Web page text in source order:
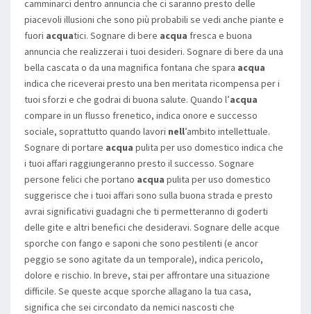
camminarci dentro annuncia che ci saranno presto delle
piacevoli illusioni che sono più probabili se vedi anche piante e
fuori acquatici. Sognare di bere acqua fresca e buona
annuncia che realizzerai i tuoi desideri. Sognare di bere da una
bella cascata o da una magnifica fontana che spara acqua
indica che riceverai presto una ben meritata ricompensa per i
tuoi sforzi e che godrai di buona salute. Quando l’acqua
compare in un flusso frenetico, indica onore e successo
sociale, soprattutto quando lavori nell’ambito intellettuale.
Sognare di portare acqua pulita per uso domestico indica che
i tuoi affari raggiungeranno presto il successo. Sognare
persone felici che portano acqua pulita per uso domestico
suggerisce che i tuoi affari sono sulla buona strada e presto
avrai significativi guadagni che ti permetteranno di goderti
delle gite e altri benefici che desideravi. Sognare delle acque
sporche con fango e saponi che sono pestilenti (e ancor
peggio se sono agitate da un temporale), indica pericolo,
dolore e rischio. In breve, stai per affrontare una situazione
difficile. Se queste acque sporche allagano la tua casa,
significa che sei circondato da nemici nascosti che